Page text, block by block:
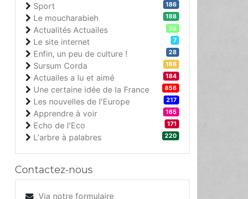
Sport 186
Le moucharabieh 188
Actualités Actuailes 35
Le site internet 7
Enfin, un peu de culture ! 28
Sursum Corda 168
Actuailes a lu et aimé 184
Une certaine idée de la France 856
Les nouvelles de l'Europe 217
Apprendre à voir 165
Echo de l'Eco 171
L'arbre à palabres 220
Contactez-nous
Via notre formulaire